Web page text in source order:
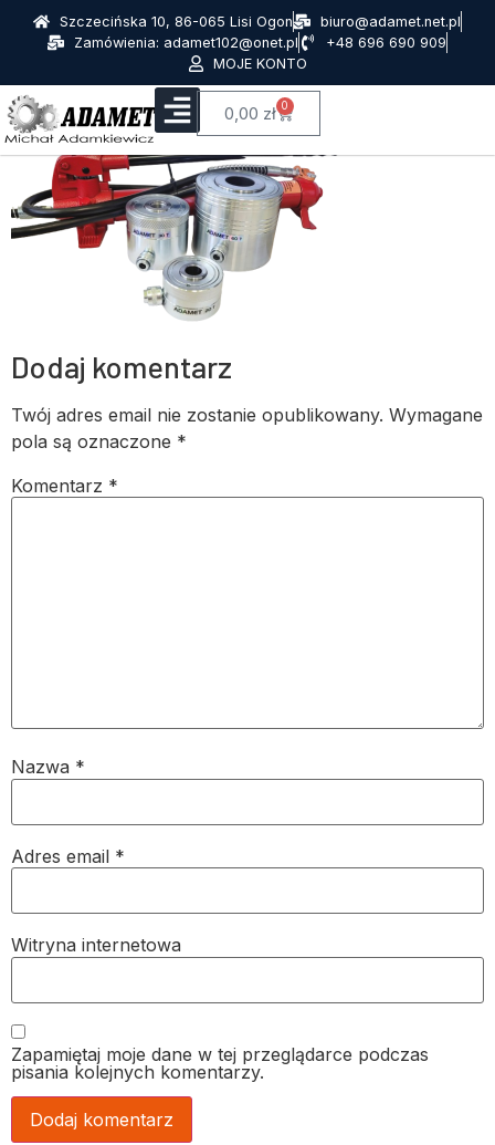
Szczecińska 10, 86-065 Lisi Ogon
biuro@adamet.net.pl
Zamówienia: adamet102@onet.pl
+48 696 690 909
MOJE KONTO
0,00 zł 0
Dodaj komentarz
Twój adres email nie zostanie opublikowany. Wymagane
pola są oznaczone *
Komentarz *
Nazwa *
Adres email *
Witryna internetowa
Zapamiętaj moje dane w tej przeglądarce podczas
pisania kolejnych komentarzy.